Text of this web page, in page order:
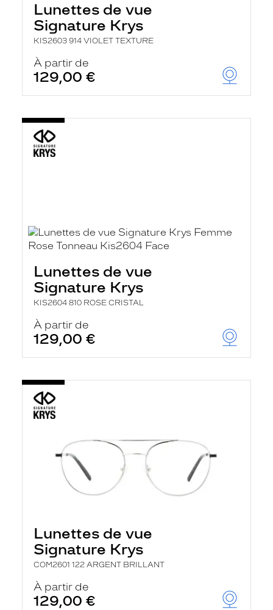
Lunettes de vue
Signature Krys
KIS2603 914 VIOLET TEXTURE
À partir de
129,00 €
Lunettes de vue
Signature Krys
KIS2604 810 ROSE CRISTAL
À partir de
129,00 €
Lunettes de vue
Signature Krys
COM2601 122 ARGENT BRILLANT
À partir de
129,00 €